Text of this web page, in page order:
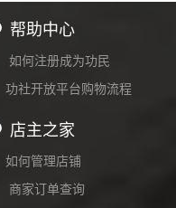
帮助中心
如何注册成为功民
功社开放平台购物流程
店主之家
如何管理店铺
商家订单查询